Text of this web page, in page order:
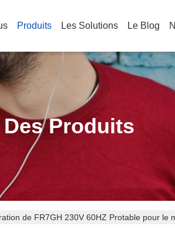
Produits Les Solutions Le Blog
Produits
de FR7GH 230V 60HZ Protable pour le